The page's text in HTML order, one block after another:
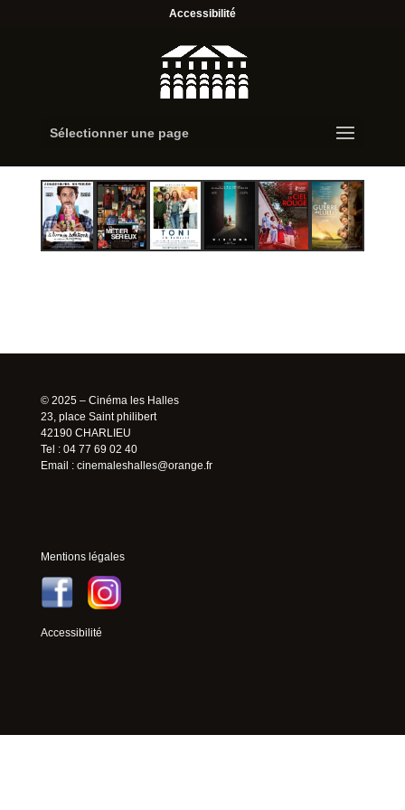
Accessibilité
Sélectionner une page
© 2025 – Cinéma les Halles
23, place Saint philibert
42190 CHARLIEU
Tel : 04 77 69 02 40
Email : cinemaleshalles@orange.fr
Mentions légales
Accessibilité